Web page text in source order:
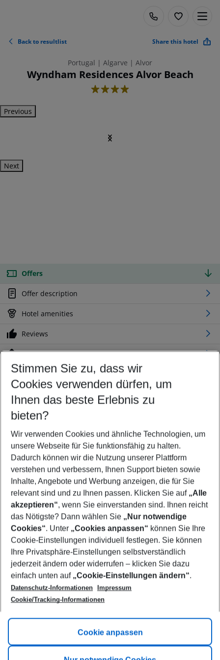
Back to resultlist Share this hotel
Portugal | Algarve | Alvor
Wyndham Residences Alvor Beach
4
Previous
Next
Offers
Offer description
Hotel amenities
Reviews
Location
Customize your offer
Find the perfect deal which suits your best
Your departure airport
Any airport
Select your date range
09/08/26–07/08/27 5-8 nights
Who will travel
2 adults No children
Show more filter
Footer
Footer navigation
Title A
Link A
Stimmen Sie zu, dass wir
Cookies verwenden dürfen, um
Ihnen das beste Erlebnis zu
bieten?
Wir verwenden Cookies und ähnliche Technologien, um
unsere Webseite für Sie funktionsfähig zu halten.
Dadurch können wir die Nutzung unserer Plattform
verstehen und verbessern, Ihnen Support bieten sowie
Inhalte, Angebote und Werbung anzeigen, die für Sie
relevant sind und zu Ihnen passen. Klicken Sie auf „Alle
akzeptieren“, wenn Sie einverstanden sind. Ihnen reicht
das Nötigste? Dann wählen Sie „Nur notwendige
Cookies“. Unter „Cookies anpassen“ können Sie Ihre
Cookie-Einstellungen individuell festlegen. Sie können
Ihre Privatsphäre-Einstellungen selbstverständlich
jederzeit ändern oder widerrufen – klicken Sie dazu
einfach unten auf „Cookie-Einstellungen ändern“.
Datenschutz-Informationen
Impressum
Cookie/Tracking-Informationen
Cookie anpassen